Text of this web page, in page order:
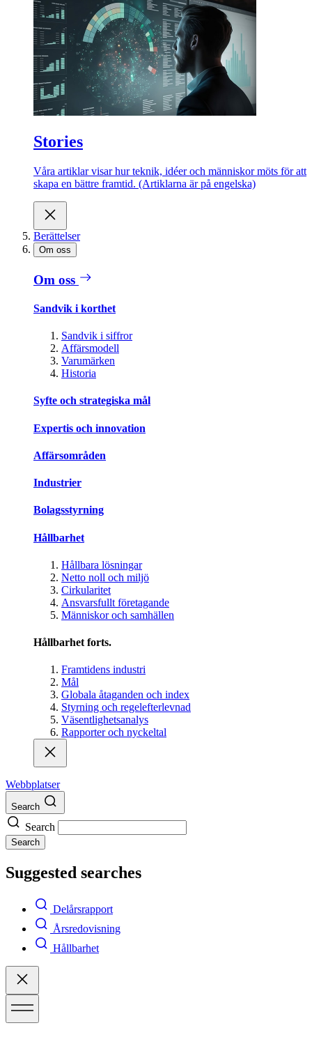
Stories
Våra artiklar visar hur teknik, idéer och människor möts för att
skapa en bättre framtid. (Artiklarna är på engelska)
Berättelser
Om oss
Om oss
Sandvik i korthet
Sandvik i siffror
Affärsmodell
Varumärken
Historia
Syfte och strategiska mål
Expertis och innovation
Affärsområden
Industrier
Bolagsstyrning
Hållbarhet
Hållbara lösningar
Netto noll och miljö
Cirkularitet
Ansvarsfullt företagande
Människor och samhällen
Hållbarhet forts.
Framtidens industri
Mål
Globala åtaganden och index
Styrning och regelefterlevnad
Väsentlighetsanalys
Rapporter och nyckeltal
Webbplatser
Search
Search
Search
Suggested searches
Delårsrapport
Årsredovisning
Hållbarhet